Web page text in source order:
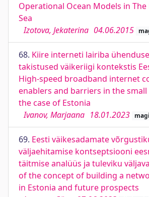
Operational Ocean Models in The
Sea
Izotova, Jekaterina 04.06.2015
68. Kiire interneti lairiba
takistused väikeriigi kontekstis
High-speed broadband internet
enablers and barriers in the
the case of Estonia
Ivanov, Marjaana 18.01.2023
69. Eesti väikesadamate
väljaehitamise kontseptsiooni
täitmise analüüs ja tuleviku
of the concept of building a
in Estonia and future prospects